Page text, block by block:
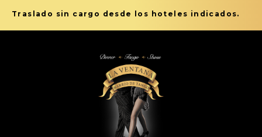
Traslado sin cargo desde los hoteles indicados.